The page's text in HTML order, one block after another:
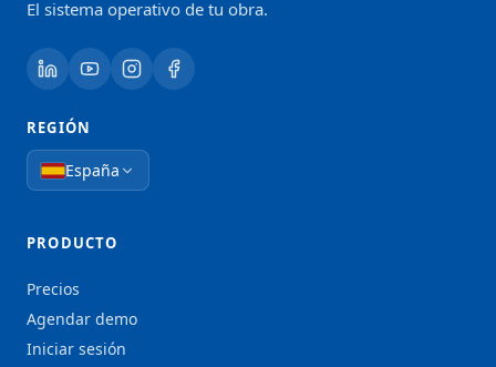
El sistema operativo de tu obra.
REGIÓN
España
PRODUCTO
Precios
Agendar demo
Iniciar sesión